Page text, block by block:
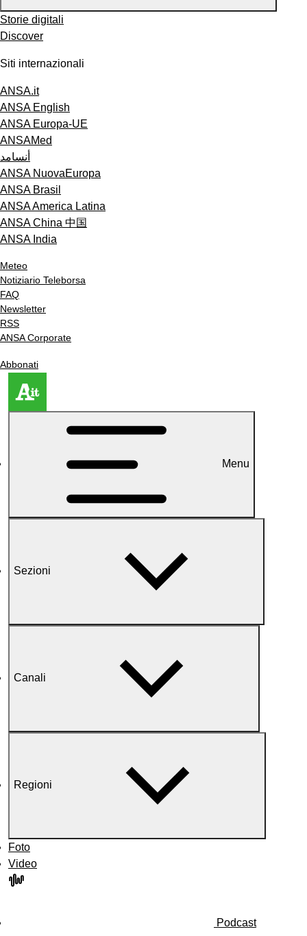
Storie digitali
Discover
Siti internazionali
ANSA.it
ANSA English
ANSA Europa-UE
ANSAMed
أنسامد
ANSA NuovaEuropa
ANSA Brasil
ANSA America Latina
ANSA China 中国
ANSA India
Meteo
Notiziario Teleborsa
FAQ
Newsletter
RSS
ANSA Corporate
Abbonati
Menu
Sezioni
Canali
Regioni
Foto
Video
Podcast